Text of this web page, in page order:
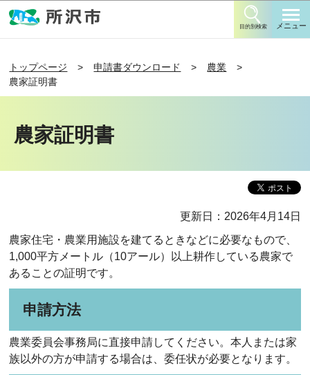
目的別検索 メニュー
トップページ 申請書ダウンロード
農業
農家証明書
農家証明書
更新日：2026年4月14日
農家住宅・農業用施設を建てるときなどに必要なもので、
1,000平方メートル（10アール）以上耕作している農家で
あることの証明です。
申請方法
農業委員会事務局に直接申請してください。本人または家
族以外の方が申請する場合は、委任状が必要となります。